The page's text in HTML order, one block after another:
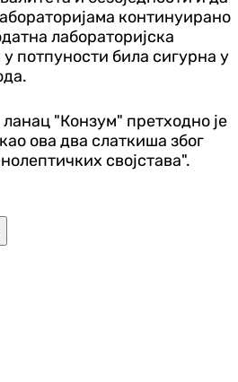
континуирано
лабораторијска
потпуности била сигурна у
"Конзум" претходно је
ова два слаткиша због
својстава".